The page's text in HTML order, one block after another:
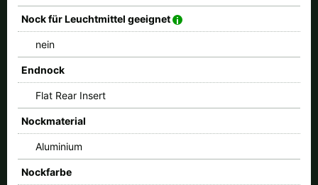
Nock für Leuchtmittel geeignet
nein
Endnock
Flat Rear Insert
Nockmaterial
Aluminium
Nockfarbe